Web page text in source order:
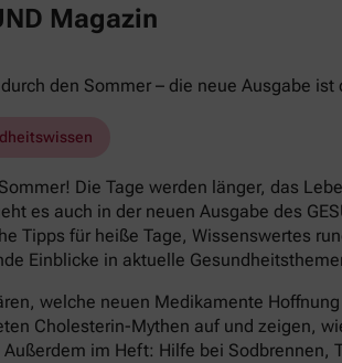
Magazin
den Sommer – die neue Ausgabe ist
Die Tage werden länger, das
es auch in der neuen Ausgabe des
Tipps für heiße Tage, Wissenswertes
Einblicke in aktuelle
welche neuen Medikamente
Cholesterin-Mythen auf und zeigen,
Außerdem im Heft: Hilfe bei Sodbrennen,